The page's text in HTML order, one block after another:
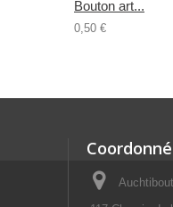
Bouton art...
0,50 €